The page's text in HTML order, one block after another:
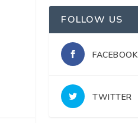
FOLLOW US
FACEBOOK
TWITTER